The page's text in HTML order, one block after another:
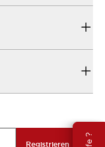
Registrieren